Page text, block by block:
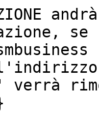
se
verrà